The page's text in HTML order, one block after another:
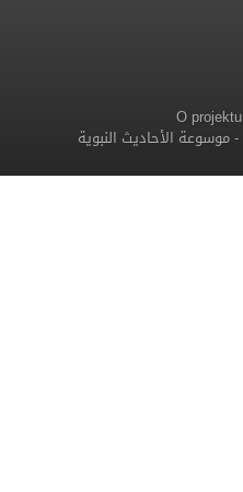
O projektu
-موسوعة الأحاديث النبوية